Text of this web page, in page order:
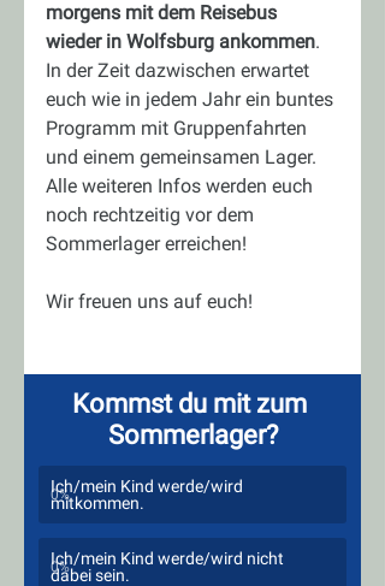
morgens mit dem Reisebus
wieder in Wolfsburg ankommen.
In der Zeit dazwischen erwartet
euch wie in jedem Jahr ein buntes
Programm mit Gruppenfahrten
und einem gemeinsamen Lager.
Alle weiteren Infos werden euch
noch rechtzeitig vor dem
Sommerlager erreichen!
Wir freuen uns auf euch!
Kommst du mit zum
Sommerlager?
0%
Ich/mein Kind werde/wird
mitkommen.
0%
Ich/mein Kind werde/wird nicht
dabei sein.